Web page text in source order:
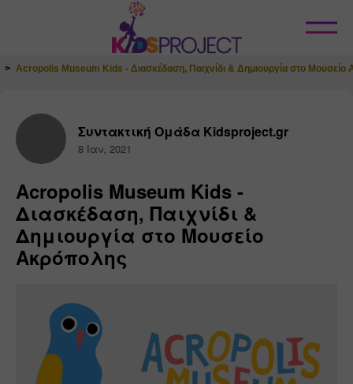
Κλείσιμο
Acropolis Museum Kids - Διασκέδαση, Παιχνίδι & Δημιουργία στο Μουσείο
Συντακτική Ομάδα Kidsproject.gr
8 Ιαν, 2021
Acropolis Museum Kids -
Διασκέδαση, Παιχνίδι &
Δημιουργία στο Μουσείο
Ακρόπολης